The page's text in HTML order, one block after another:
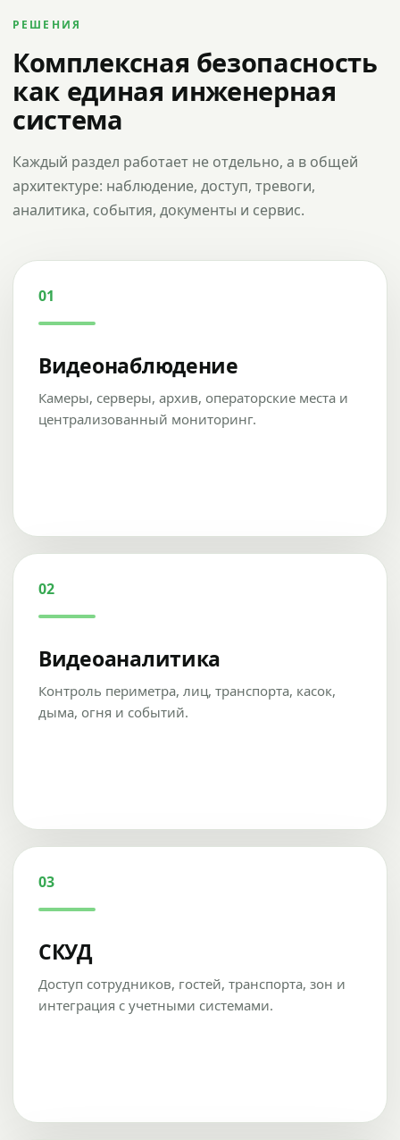
РЕШЕНИЯ
Комплексная безопасность
как единая инженерная
система
Каждый раздел работает не отдельно, а в общей
архитектуре: наблюдение, доступ, тревоги,
аналитика, события, документы и сервис.
01
Видеонаблюдение
Камеры, серверы, архив, операторские места и
централизованный мониторинг.
02
Видеоаналитика
Контроль периметра, лиц, транспорта, касок,
дыма, огня и событий.
03
СКУД
Доступ сотрудников, гостей, транспорта, зон и
интеграция с учетными системами.